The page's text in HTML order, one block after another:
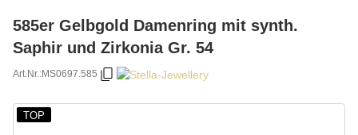
585er Gelbgold Damenring mit synth.
Saphir und Zirkonia Gr. 54
Art.Nr.:MS0697.585
TOP